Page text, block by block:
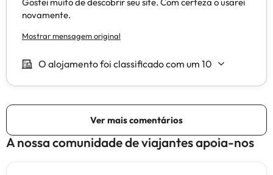
A nossa comunidade de viajantes apoia-nos